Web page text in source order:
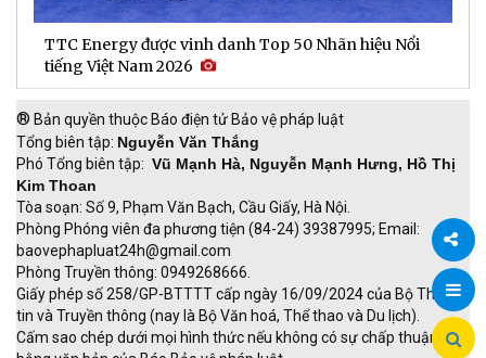
Chia
TTC Energy được vinh danh Top 50 Nhãn hiệu Nổi
tiếng Việt Nam 2026
® Bản quyền thuộc Báo điện tử Bảo vệ pháp luật
Tổng biên tập: Nguyễn Văn Thắng
Phó Tổng biên tập: Vũ Mạnh Hà, Nguyễn Mạnh Hưng, Hồ Thị
Kim Thoan
Tòa soạn: Số 9, Phạm Văn Bạch, Cầu Giấy, Hà Nội.
Phòng Phóng viên đa phương tiện (84-24) 39387995; Email:
baovephapluat24h@gmail.com
Phòng Truyền thông: 0949268666.
Giấy phép số 258/GP-BTTTT cấp ngày 16/09/2024 của Bộ Thông
tin và Truyền thông (nay là Bộ Văn hoá, Thể thao và Du lịch).
Cấm sao chép dưới mọi hình thức nếu không có sự chấp thuận